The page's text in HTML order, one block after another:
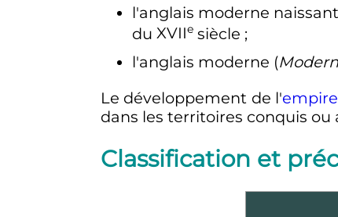
l'anglais moderne
du XVIIe siècle ;
l'anglais moderne (
Le développement de l'
dans les territoires conquis ou
Classification et